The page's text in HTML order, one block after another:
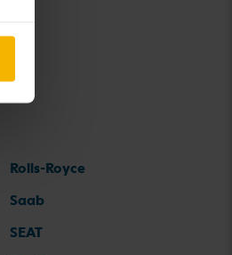
Rolls-Royce
Saab
SEAT